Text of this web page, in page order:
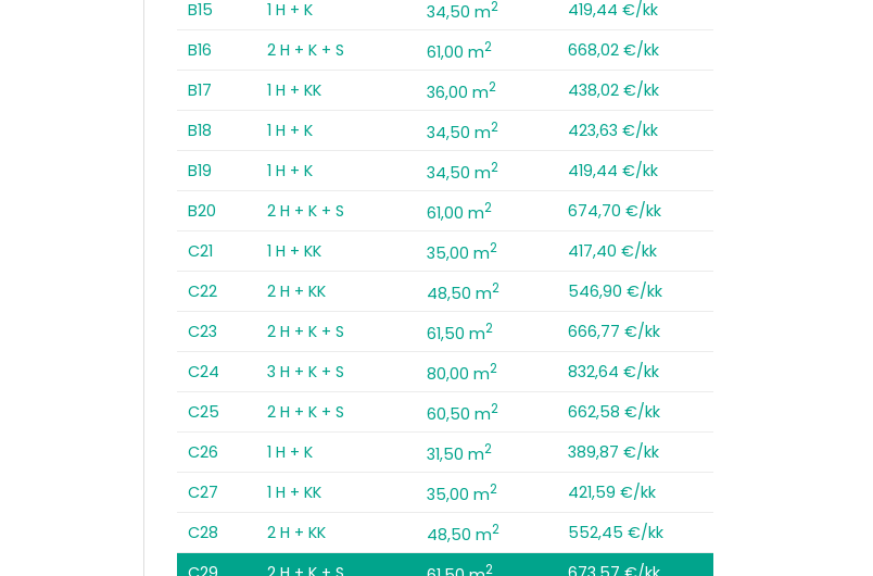
B15 1 H + K 34,50 m2
419,44 €/kk
B16
2 H + K + S 61,00 m2
668,02 €/kk
B17
1 H + KK 36,00 m2
438,02 €/kk
B18
1 H + K 34,50 m2
423,63 €/kk
B19
1 H + K 34,50 m2
419,44 €/kk
B20
2 H + K + S 61,00 m2
674,70 €/kk
C21
1 H + KK 35,00 m2
417,40 €/kk
C22
2 H + KK 48,50 m2
546,90 €/kk
C23
2 H + K + S 61,50 m2
666,77 €/kk
C24
3 H + K + S 80,00 m2
832,64 €/kk
C25
2 H + K + S 60,50 m2
662,58 €/kk
C26
1 H + K 31,50 m2
389,87 €/kk
C27
1 H + KK 35,00 m2
421,59 €/kk
C28
2 H + KK 48,50 m2
552,45 €/kk
2